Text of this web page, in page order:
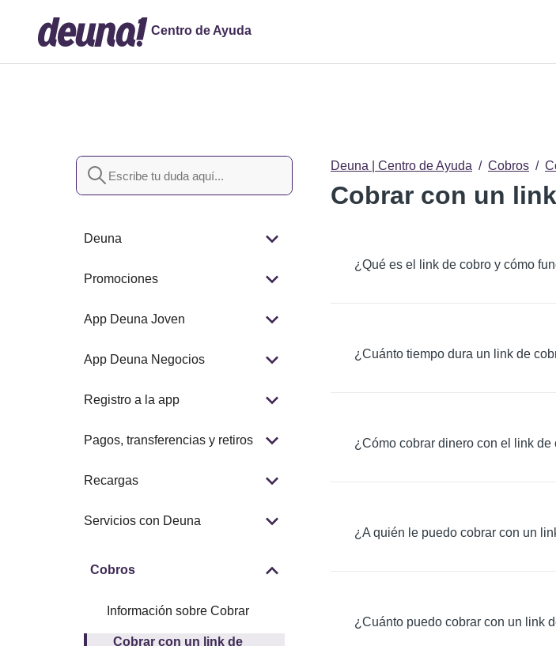
Centro de Ayuda
Búsqueda
Deuna
Promociones
App Deuna Joven
App Deuna Negocios
Registro a la app
Pagos, transferencias y retiros
Recargas
Servicios con Deuna
Cobros
Información sobre Cobrar
Cobrar con un link de
Deuna | Centro de Ayuda Cobros
Cobrar con un
¿Qué es el link de cobro y cómo
¿Cuánto tiempo dura un link de
¿Cómo cobrar dinero con el link de
¿A quién le puedo cobrar con un
¿Cuánto puedo cobrar con un link